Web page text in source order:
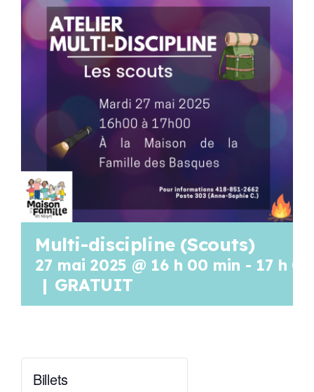
Programmation
Mon Compte
Panier
OFFRES D’EMPLOI
Multi-discipline (Scouts)
27 mai 2025 @ 16 h 00 min - 17 h
| GRATUIT
Billets